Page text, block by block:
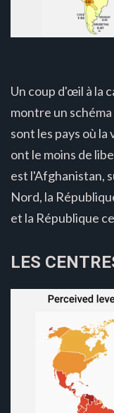
Un coup d'œil à la
montre un
sont les pays où la
ont le moins de
est l'Afghanistan,
Nord, la
et la République
LES